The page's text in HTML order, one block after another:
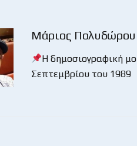
Μάριος Πολυδώρου
Η δημοσιογραφική
Σεπτεμβρίου του 1989